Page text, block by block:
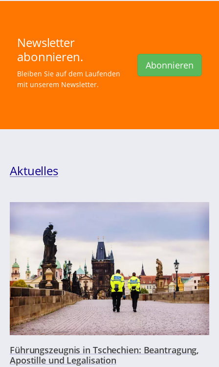
Newsletter
abonnieren.
Bleiben Sie auf dem Laufenden
mit unserem Newsletter.
Abonnieren
Aktuelles
Führungszeugnis in Tschechien: Beantragung,
Apostille und Legalisation